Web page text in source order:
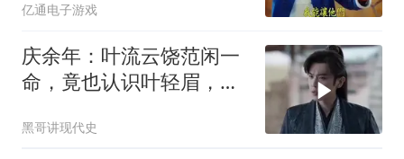
亿通电子游戏
庆余年：叶流云饶范闲一
命，竟也认识叶轻眉，下
黑哥讲现代史